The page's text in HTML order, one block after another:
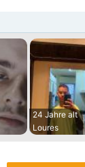
24 Jahre alt
Loures